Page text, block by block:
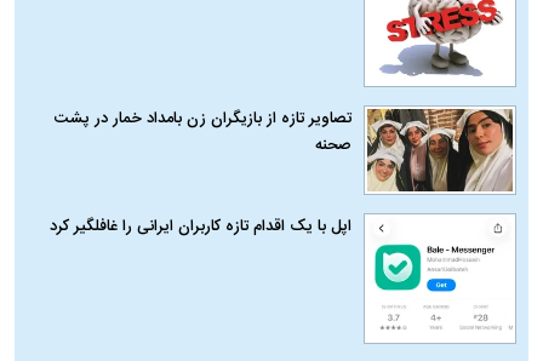
تصاویر تازه از بازیگران زن بامداد خمار در پشت
صحنه
اپل با یک اقدام تازه کاربران ایرانی را غافلگیر کرد